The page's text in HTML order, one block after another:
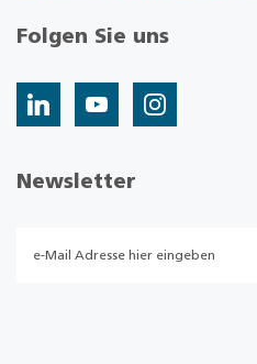
Folgen Sie uns
Newsletter